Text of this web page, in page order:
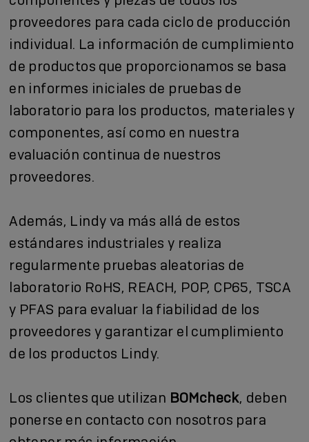
proveedores para cada ciclo de producción
individual. La información de cumplimiento
de productos que proporcionamos se basa
en informes iniciales de pruebas de
laboratorio para los productos, materiales y
componentes, así como en nuestra
evaluación continua de nuestros
proveedores.
Además, Lindy va más allá de estos
estándares industriales y realiza
regularmente pruebas aleatorias de
laboratorio RoHS, REACH, POP, CP65, TSCA
y PFAS para evaluar la fiabilidad de los
proveedores y garantizar el cumplimiento
de los productos Lindy.
Los clientes que utilizan BOMcheck, deben
ponerse en contacto con nosotros para